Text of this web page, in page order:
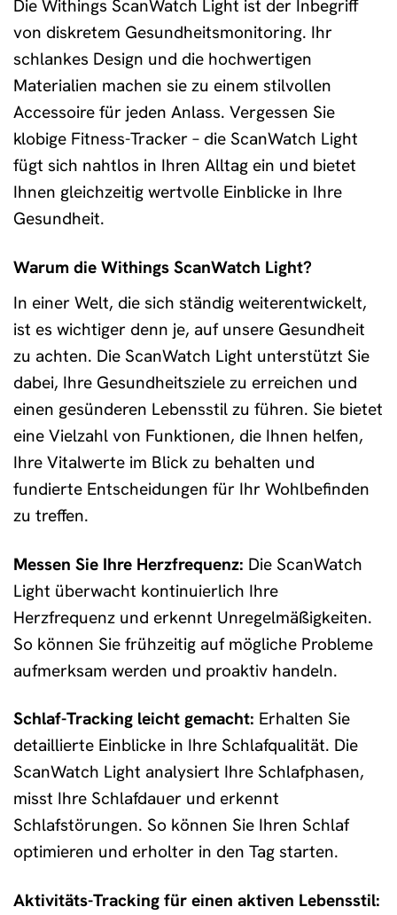
Die Withings ScanWatch Light ist der Inbegriff
von diskretem Gesundheitsmonitoring. Ihr
schlankes Design und die hochwertigen
Materialien machen sie zu einem stilvollen
Accessoire für jeden Anlass. Vergessen Sie
klobige Fitness-Tracker – die ScanWatch Light
fügt sich nahtlos in Ihren Alltag ein und bietet
Ihnen gleichzeitig wertvolle Einblicke in Ihre
Gesundheit.
Warum die Withings ScanWatch Light?
In einer Welt, die sich ständig weiterentwickelt,
ist es wichtiger denn je, auf unsere Gesundheit
zu achten. Die ScanWatch Light unterstützt Sie
dabei, Ihre Gesundheitsziele zu erreichen und
einen gesünderen Lebensstil zu führen. Sie bietet
eine Vielzahl von Funktionen, die Ihnen helfen,
Ihre Vitalwerte im Blick zu behalten und
fundierte Entscheidungen für Ihr Wohlbefinden
zu treffen.
Messen Sie Ihre Herzfrequenz: Die ScanWatch
Light überwacht kontinuierlich Ihre
Herzfrequenz und erkennt Unregelmäßigkeiten.
So können Sie frühzeitig auf mögliche Probleme
aufmerksam werden und proaktiv handeln.
Schlaf-Tracking leicht gemacht: Erhalten Sie
detaillierte Einblicke in Ihre Schlafqualität. Die
ScanWatch Light analysiert Ihre Schlafphasen,
misst Ihre Schlafdauer und erkennt
Schlafstörungen. So können Sie Ihren Schlaf
optimieren und erholter in den Tag starten.
Aktivitäts-Tracking für einen aktiven Lebensstil: